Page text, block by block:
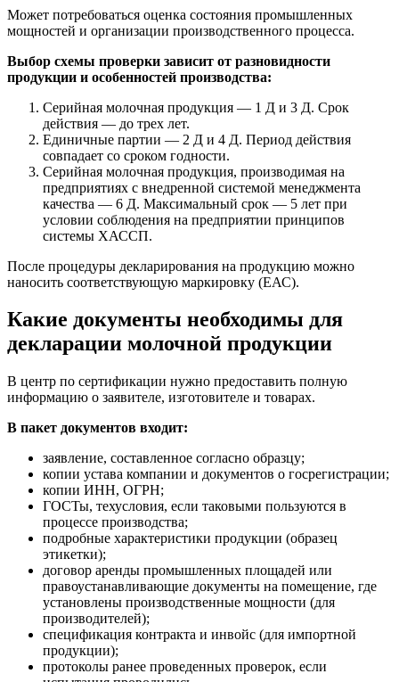
Может потребоваться оценка состояния промышленных
мощностей и организации производственного процесса.
Выбор схемы проверки зависит от разновидности
продукции и особенностей производства:
Серийная молочная продукция — 1 Д и 3 Д. Срок
действия — до трех лет.
Единичные партии — 2 Д и 4 Д. Период действия
совпадает со сроком годности.
Серийная молочная продукция, производимая на
предприятиях с внедренной системой менеджмента
качества — 6 Д. Максимальный срок — 5 лет при
условии соблюдения на предприятии принципов
системы ХАССП.
После процедуры декларирования на продукцию можно
наносить соответствующую маркировку (ЕАС).
Какие документы необходимы для
декларации молочной продукции
В центр по сертификации нужно предоставить полную
информацию о заявителе, изготовителе и товарах.
В пакет документов входит:
заявление, составленное согласно образцу;
копии устава компании и документов о госрегистрации;
копии ИНН, ОГРН;
ГОСТы, техусловия, если таковыми пользуются в
процессе производства;
подробные характеристики продукции (образец
этикетки);
договор аренды промышленных площадей или
правоустанавливающие документы на помещение, где
установлены производственные мощности (для
производителей);
спецификация контракта и инвойс (для импортной
продукции);
протоколы ранее проведенных проверок, если